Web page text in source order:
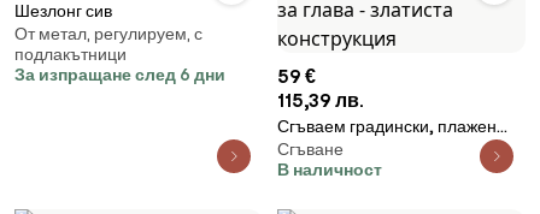
Шезлонг сив
От метал, регулируем, с
подлакътници
За изпращане след 6 дни
59 €
115,39 лв.
Сгъваем градински, плажен
шезлонг с възглавница и
облегалка за глава - златиста
Сгъване
В наличност